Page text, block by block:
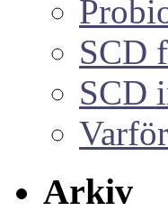
SCD
SCD
Arkiv